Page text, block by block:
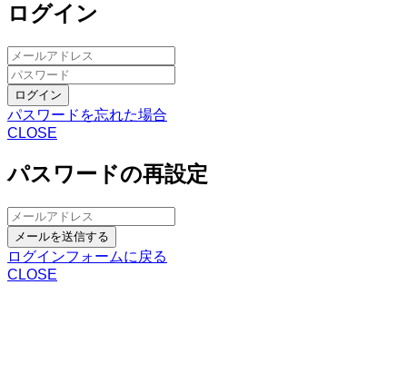
ログイン
ログイン
パスワードを忘れた場合
CLOSE
パスワードの再設定
メールを送信する
ログインフォームに戻る
CLOSE